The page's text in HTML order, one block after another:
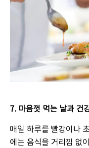
7. 마음껏 먹는 날과 건
매일 하루를 빨강이나
에는 음식을 거리낌 없